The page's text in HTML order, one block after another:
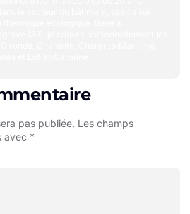
pas publiée. Les champs
avec *